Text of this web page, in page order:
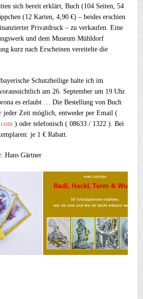
sich bereit erklärt, Buch (104 Seiten, 54
(12 Karten, 4,90 €) – beides erschien
Privatdruck – zu verkaufen. Eine
und dem Museum Mühldorf
kurz nach Erscheinen vereitelte die
Schutzheilige halte ich im
am 26. September um 19 Uhr.
es erlaubt … Die Bestellung von Buch
jeder Zeit möglich, entweder per Email (
) oder telefonisch ( 08633 / 1322 ). Bei
je 1 € Rabatt.
Hans Gärtner